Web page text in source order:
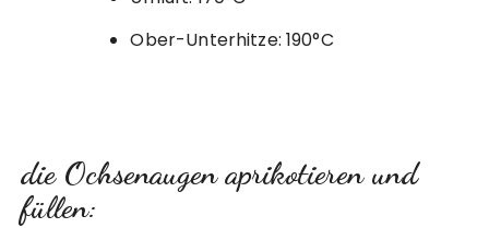
Ober-Unterhitze: 190°C
die Ochsenaugen aprikotieren und
füllen: